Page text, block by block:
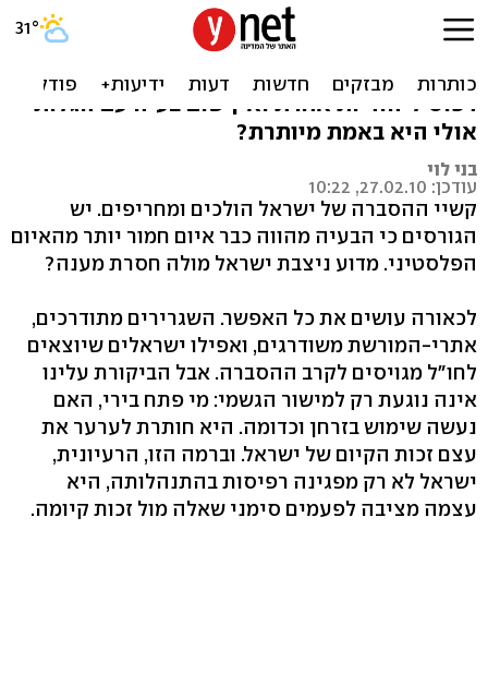
האם יש לישראל זכות קיום?
אם ישראל אינה התשובה לשואה, אינה מהווה
דפוס ליהודיות אחרת ואין שום בעיה עם הגלות -
אולי היא באמת מיותרת?
בני לוי
עודכן: 27.02.10, 10:22
קשיי ההסברה של ישראל הולכים ומחריפים. יש
הגורסים כי הבעיה מהווה כבר איום חמור יותר מהאיום
הפלסטיני. מדוע ניצבת ישראל מולה חסרת מענה?
לכאורה עושים את כל האפשר. השגרירים מתודרכים,
אתרי-המורשת משודרגים, ואפילו ישראלים שיוצאים
לחו"ל מגויסים לקרב ההסברה. אבל הביקורת עלינו
אינה נוגעת רק למישור הגשמי: מי פתח בירי, האם
נעשה שימוש בזרחן וכדומה. היא חותרת לערער את
עצם זכות הקיום של ישראל. וברמה הזו, הרעיונית,
ישראל לא רק מפגינה רפיסות בהתנהלותה, היא
עצמה מציבה לפעמים סימני שאלה מול זכות קיומה.